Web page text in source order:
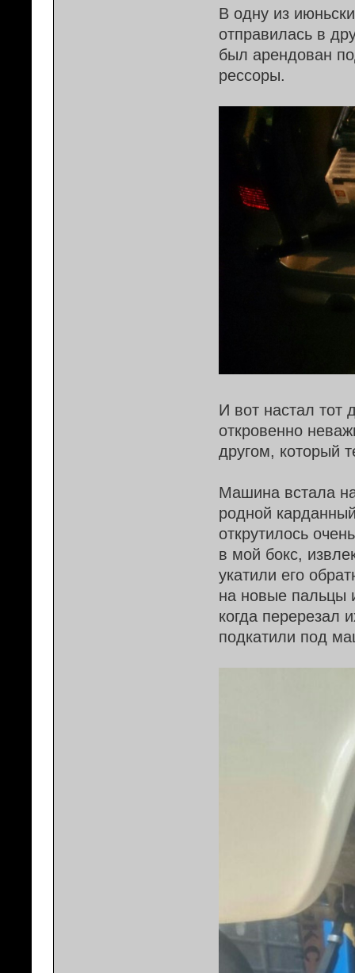
В одну из
отправилась в
был арендован
рессоры.
И вот настал тот
откровенно
другом, который
Машина встала
родной
открутилось
в мой бокс,
укатили его
на новые пальцы
когда перерезал
подкатили под